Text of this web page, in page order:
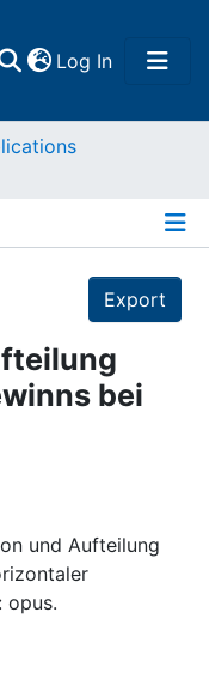
Log In(current)
Export
bei
und Aufteilung
opus.